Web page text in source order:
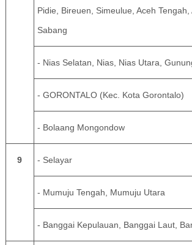
Pidie, Bireuen, Simeulue, Aceh
Sabang
- Nias Selatan, Nias, Nias Utara,
- GORONTALO (Kec. Kota Gorontalo)
- Bolaang Mongondow
9 - Selayar
- Mumuju Tengah, Mumuju Utara
- Banggai Kepulauan, Banggai Laut,